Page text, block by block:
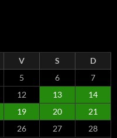
V S
D
5 6
7
12 13
14
19 20
21
26 27
28